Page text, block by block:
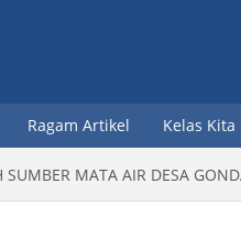
Ragam Artikel Kelas Kita
SUMBER MATA AIR DESA